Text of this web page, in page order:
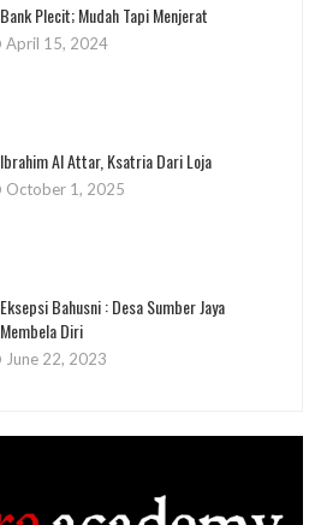
Bank Plecit; Mudah Tapi Menjerat
April 15, 2024
Ibrahim Al Attar, Ksatria Dari Loja
October 1, 2025
Eksepsi Bahusni : Desa Sumber Jaya
Membela Diri
June 22, 2023